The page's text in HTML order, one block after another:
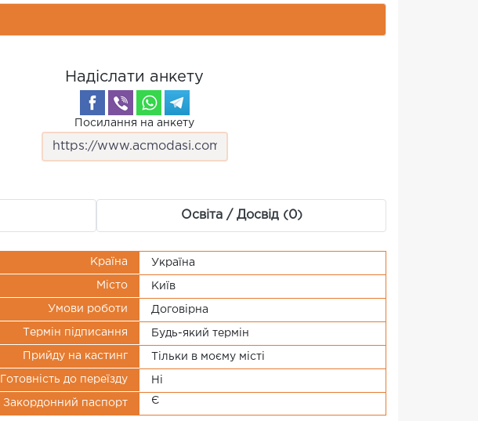
Надіслати анкету
Посилання на анкету
Освіта / Досвід (0)
Країна Україна
Місто Київ
Умови роботи Договірна
Термін підписання Будь-який термін
Прийду на кастинг Тільки в моєму місті
Готовність до переїзду Ні
Закордонний паспорт Є